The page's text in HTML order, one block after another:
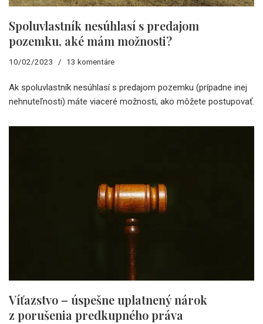
Spoluvlastník nesúhlasí s predajom
pozemku, aké mám možnosti?
10/02/2023 13 komentáre
Ak spoluvlastník nesúhlasí s predajom pozemku (prípadne inej
nehnuteľnosti) máte viaceré možnosti, ako môžete postupovať.
Víťazstvo – úspešne uplatnený nárok
z porušenia predkupného práva